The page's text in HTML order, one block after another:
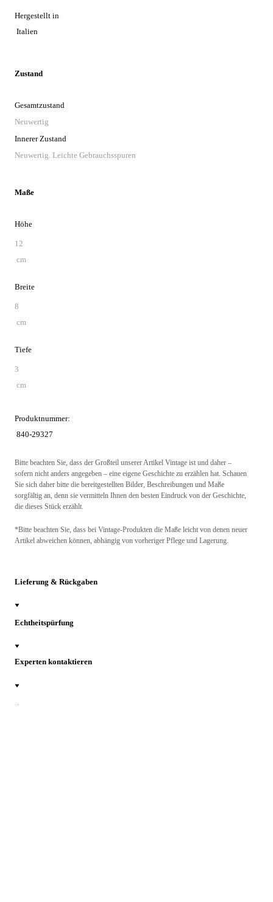
Hergestellt in
Italien
Zustand
Gesamtzustand
Neuwertig
Innerer Zustand
Neuwertig. Leichte Gebrauchsspuren
Maße
Höhe
12
cm
Breite
8
cm
Tiefe
3
cm
Produktnummer:
840-29327
Bitte beachten Sie, dass der Großteil unserer Artikel Vintage ist und daher –
sofern nicht anders angegeben – eine eigene Geschichte zu erzählen hat. Schauen
Sie sich daher bitte die bereitgestellten Bilder, Beschreibungen und Maße
sorgfältig an, denn sie vermitteln Ihnen den besten Eindruck von der Geschichte,
die dieses Stück erzählt.
*Bitte beachten Sie, dass bei Vintage-Produkten die Maße leicht von denen neuer
Artikel abweichen können, abhängig von vorheriger Pflege und Lagerung.
Lieferung & Rückgaben
Echtheitspürfung
Experten kontaktieren